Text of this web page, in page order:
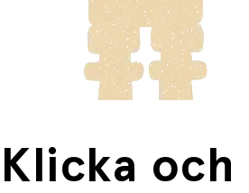
Klicka och